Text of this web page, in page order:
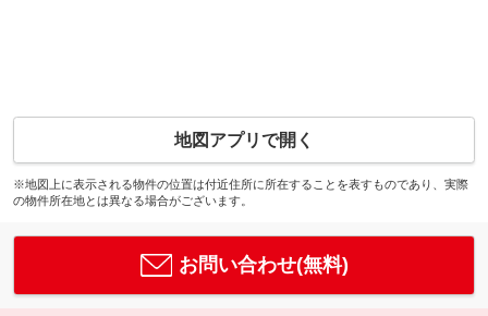
地図アプリで開く
※地図上に表示される物件の位置は付近住所に所在することを表すものであり、実際
の物件所在地とは異なる場合がございます。
お問い合わせ(無料)